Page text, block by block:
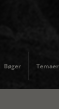
Bøger Temaer